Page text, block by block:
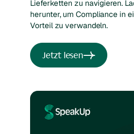
Lieferketten zu navigieren.
herunter, um Compliance in
Vorteil zu verwandeln.
Jetzt lesen